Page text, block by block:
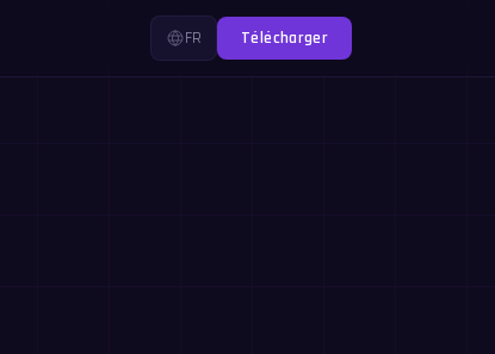
FR Télécharger